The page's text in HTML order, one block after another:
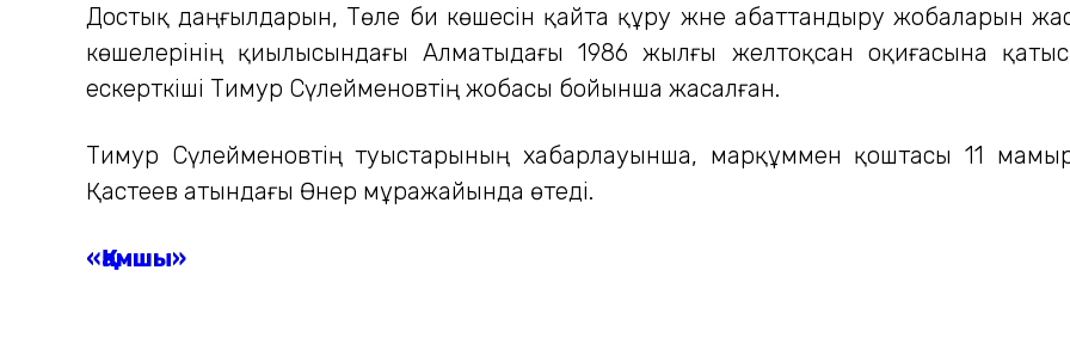
Достық даңғылдарын, Төле би көшесін қайта құру және абаттандыру жобаларын
көшелерінің қиылысындағы Алматыдағы 1986 жылғы желтоқсан оқиғасына
ескерткіші Тимур Сүлейменовтің жобасы бойынша жасалған.
Тимур Сүлейменовтің туыстарының хабарлауынша, марқұммен қоштасы 11
Қастеев атындағы Өнер мұражайында өтеді.
«Қамшы»